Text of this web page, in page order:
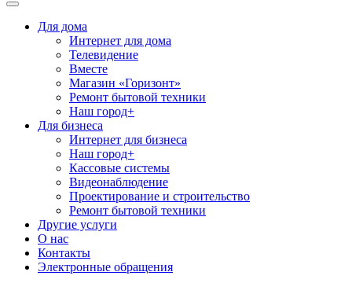
Для дома
Интернет для дома
Телевидение
Вместе
Магазин «Горизонт»
Ремонт бытовой техники
Наш город+
Для бизнеса
Интернет для бизнеса
Наш город+
Кассовые системы
Видеонаблюдение
Проектирование и строительство
Ремонт бытовой техники
Другие услуги
О нас
Контакты
Электронные обращения